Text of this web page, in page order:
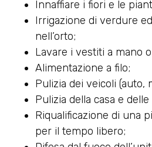
Innaffiare i fiori e le
Irrigazione di verdure
nell’orto;
Lavare i vestiti a mano
Alimentazione a filo;
Pulizia dei veicoli (auto,
Pulizia della casa e
Riqualificazione di una
per il tempo libero;